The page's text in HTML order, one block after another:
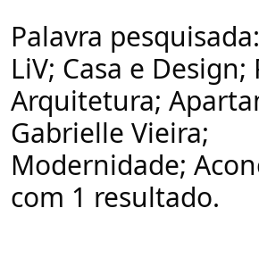
Palavra
LiV; Casa e Design;
Arquitetura;
Gabrielle Vieira;
Modernidade;
com 1 resultado.